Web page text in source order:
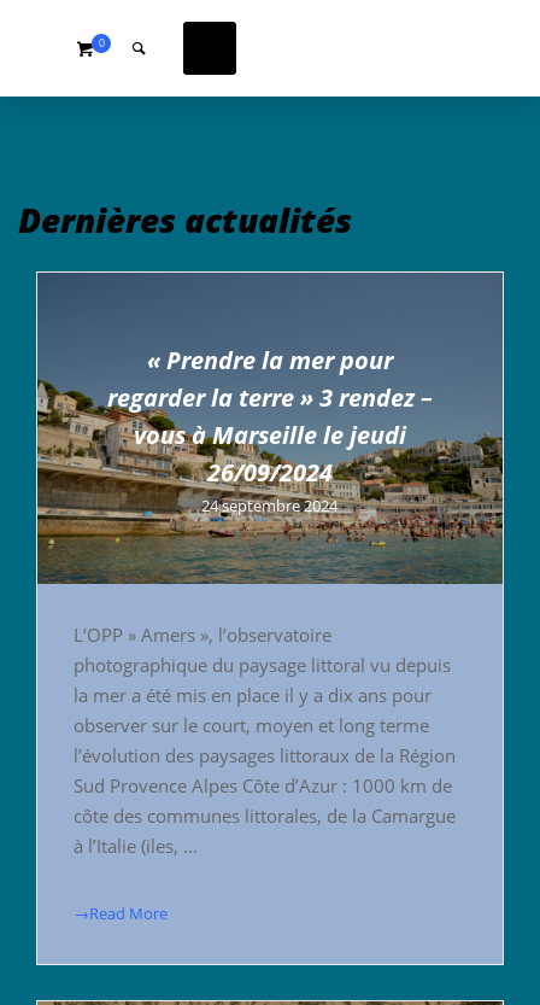
0
Dernières actualités
« Prendre la mer pour
regarder la terre » 3 rendez –
vous à Marseille le jeudi
26/09/2024
24 septembre 2024
L’OPP » Amers », l’observatoire
photographique du paysage littoral vu depuis
la mer a été mis en place il y a dix ans pour
observer sur le court, moyen et long terme
l’évolution des paysages littoraux de la Région
Sud Provence Alpes Côte d’Azur : 1000 km de
côte des communes littorales, de la Camargue
à l’Italie (iles, …
→Read More